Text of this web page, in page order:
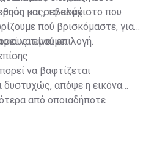
και σεβασμό.
μας, το ελάχιστο που
πού βρισκόμαστε, γιατί
τιμούμε.
να είναι επιλογή.
να βαφτίζεται
δυστυχώς, απόψε η εικόνα
από οποιαδήποτε